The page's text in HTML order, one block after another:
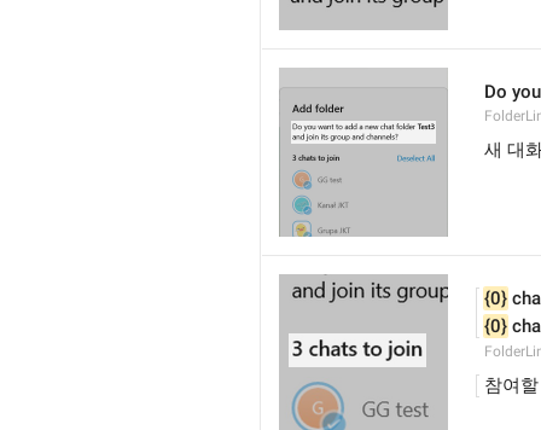
Do
새 대
{0}
{0}
참여